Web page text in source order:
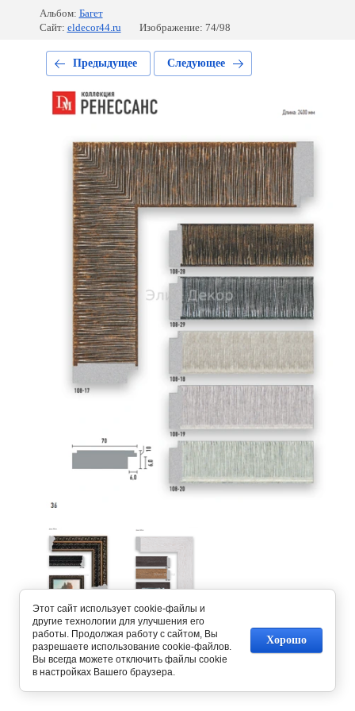
Альбом: Багет
Сайт: eldecor44.ru Изображение: 74/98
Предыдущее Следующее
Предыдущее Следующее
Вернуться в галерею
Этот сайт использует cookie-файлы и
другие технологии для улучшения его
работы. Продолжая работу с сайтом, Вы
разрешаете использование cookie-файлов.
Вы всегда можете отключить файлы cookie
в настройках Вашего браузера.
Хорошо